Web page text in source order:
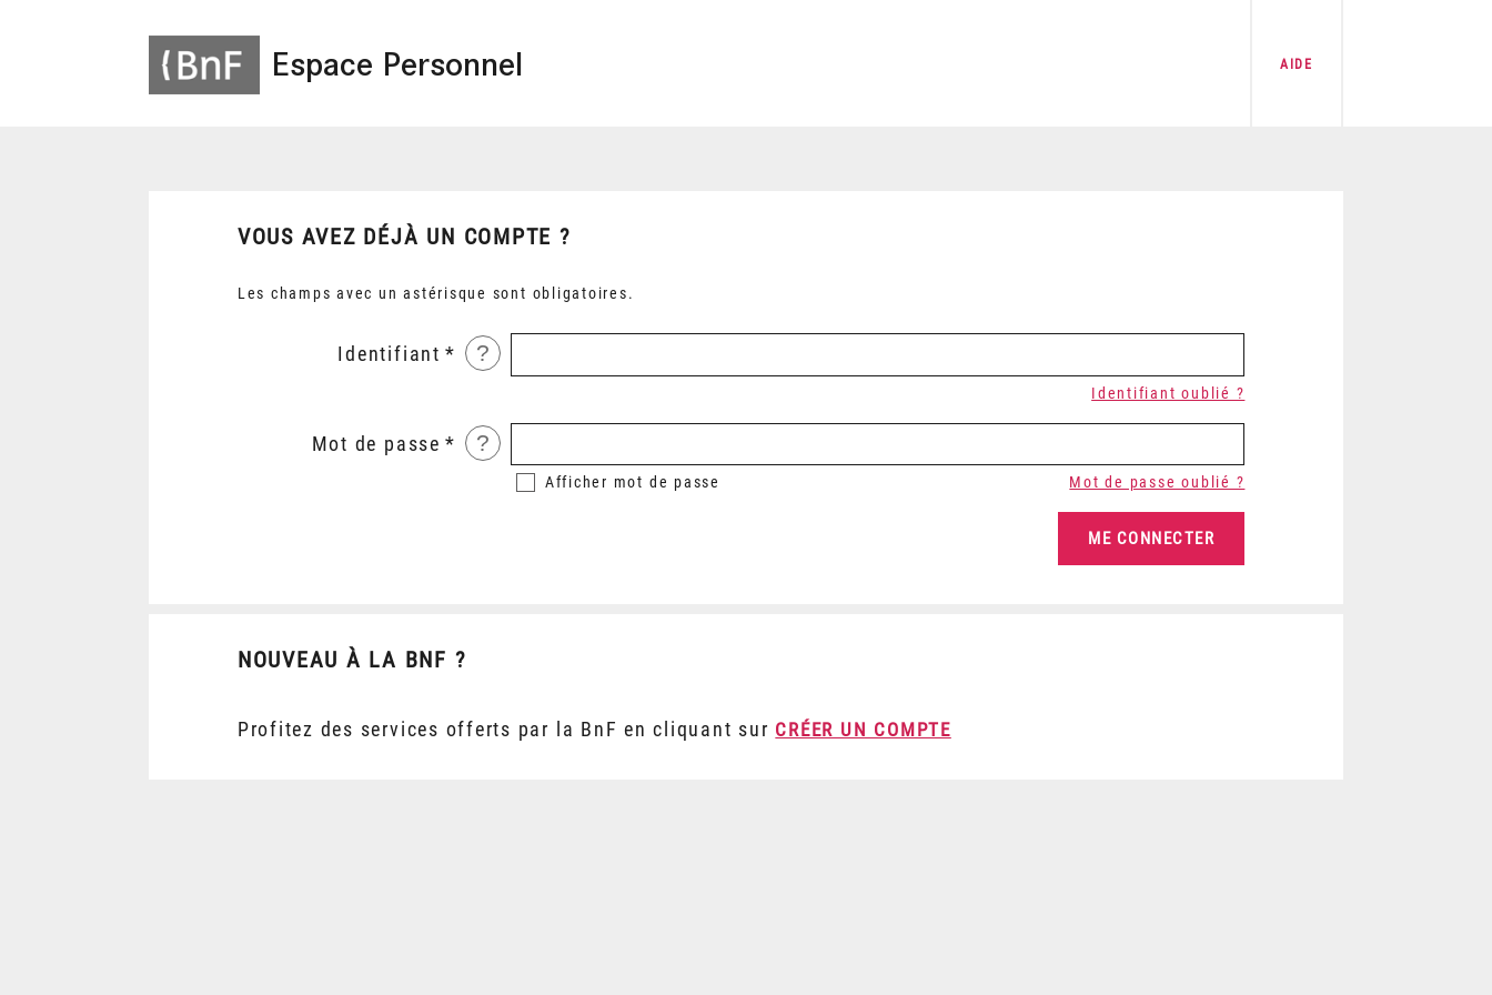
Espace Personnel AIDE
VOUS AVEZ DÉJÀ UN COMPTE ?
Les champs avec un astérisque sont obligatoires.
Identifiant ?
Identifiant oublié ?
Mot de passe ?
Afficher mot de passe Mot de passe oublié ?
NOUVEAU À LA BNF ?
Profitez des services offerts par la BnF en cliquant sur CRÉER UN COMPTE